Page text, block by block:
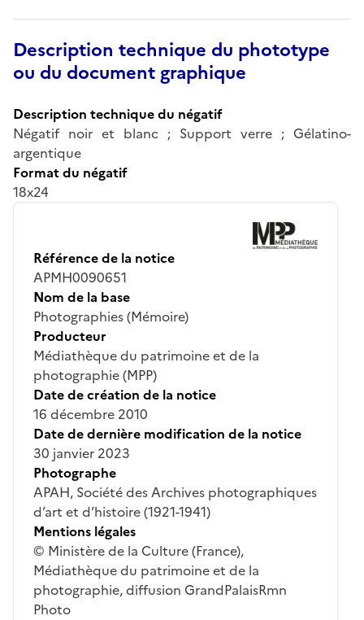
Description technique du phototype
ou du document graphique
Description technique du négatif
Négatif noir et blanc ; Support verre ; Gélatino-
argentique
Format du négatif
18x24
Référence de la notice
APMH0090651
Nom de la base
Photographies (Mémoire)
Producteur
Médiathèque du patrimoine et de la
photographie (MPP)
Date de création de la notice
16 décembre 2010
Date de dernière modification de la notice
30 janvier 2023
Photographe
APAH, Société des Archives photographiques
d’art et d’histoire (1921-1941)
Mentions légales
© Ministère de la Culture (France),
Médiathèque du patrimoine et de la
photographie, diffusion GrandPalaisRmn
Photo